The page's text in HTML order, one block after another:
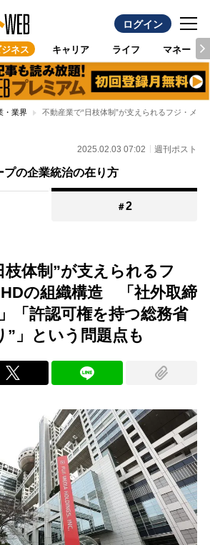
ログイン
ジネス キャリア ライフ マネー
・業界 不動産業で“日枝体制”が支えられるフジ・メ
2025.02.03 07:02 週刊ポスト
プの企業統治の在り方
＃2
枝体制”が支えられるフ
の組織構造 「社外取締
「許認可権を持つ総務省
”」という問題点も